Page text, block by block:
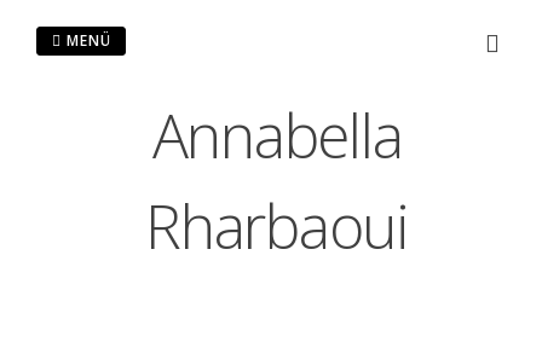
Annabella
Rharbaoui
MENÜ